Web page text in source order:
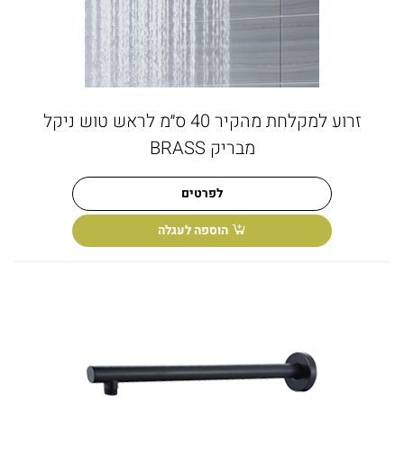
זרוע למקלחת מהקיר 40 ס״מ לראש טוש ניקל
מבריק BRASS
לפרטים
הוספה לעגלה